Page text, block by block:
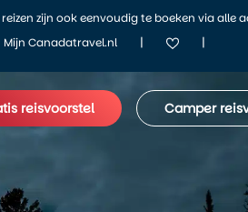
reizen zijn ook eenvoudig te boeken via alle
Mijn Canadatravel.nl | |
reisvoorstel Camper